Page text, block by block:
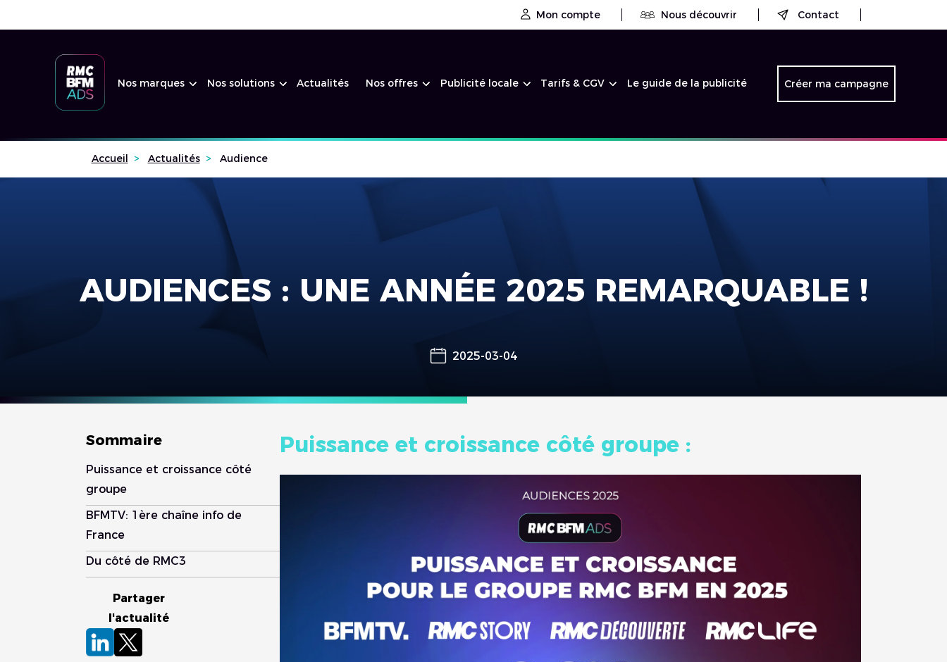
Mon compte Nous découvrir Contact
Nos marques Nos solutions Actualités Nos offres Publicité locale Tarifs & CGV Le guide de la publicité Créer ma campagne
Accueil Actualités Audience
AUDIENCES : UNE ANNÉE 2025 REMARQUABLE !
2025-03-04
Sommaire
Puissance et croissance côté
groupe
BFMTV: 1ère chaîne info de
France
Du côté de RMC3
Partager
l'actualité
Puissance et croissance côté groupe :